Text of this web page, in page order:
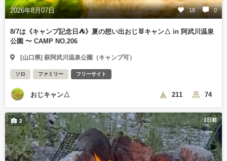
2026年8月07日 18 0
8/7は《キャンプ記念日⛺️》夏の想い出おじ🐰キャン△ in 阿武川温泉
公園 〜 CAMP NO.206
[山口県] 萩阿武川温泉公園（キャンプ可）
ソロ ファミリー フリーサイト
おじキャン△ 211 74
1日前
2